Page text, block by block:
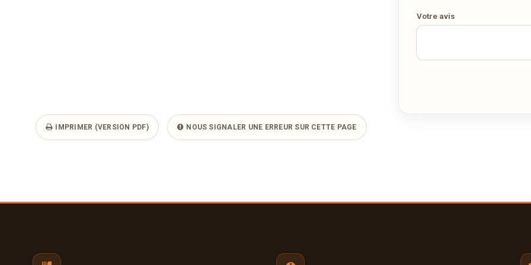
Votre avis
IMPRIMER (VERSION PDF) NOUS SIGNALER UNE ERREUR SUR CETTE PAGE